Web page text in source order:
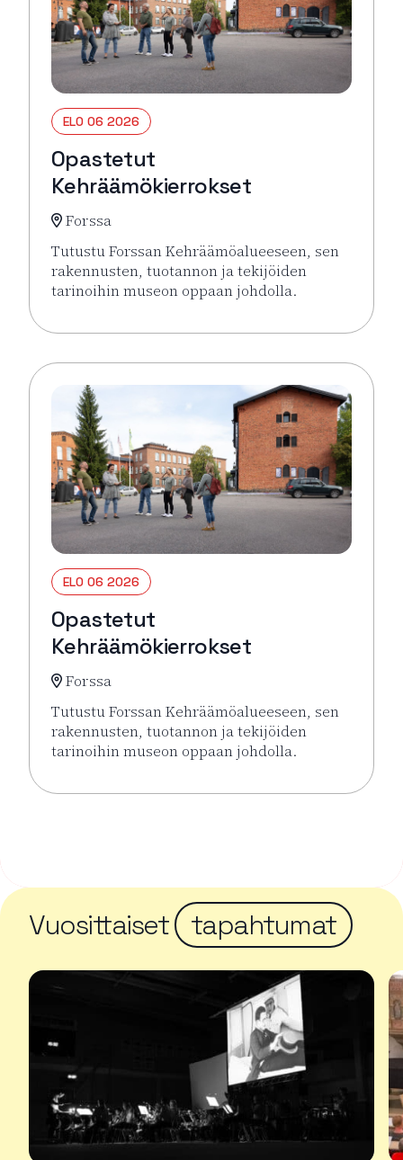
ELO 06 2026
Opastetut
Kehräämökierrokset
Forssa
Tutustu Forssan Kehräämöalueeseen, sen
rakennusten, tuotannon ja tekijöiden
tarinoihin museon oppaan johdolla.
Lue lisää tapahtumasta Opastetut
ELO 06 2026
Opastetut
Kehräämökierrokset
Forssa
Tutustu Forssan Kehräämöalueeseen, sen
rakennusten, tuotannon ja tekijöiden
tarinoihin museon oppaan johdolla.
Lue lisää tapahtumasta Opastetut
Vuosittaiset tapahtumat